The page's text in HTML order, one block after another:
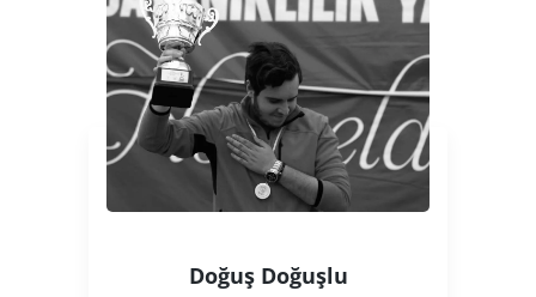
Doğuş Doğuşlu